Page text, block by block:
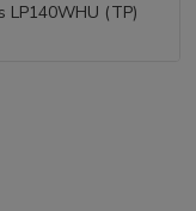
LP140WHU (TP)